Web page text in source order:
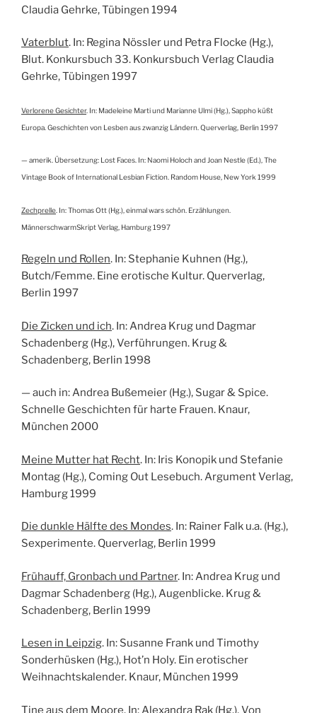
Claudia Gehrke, Tübingen 1994
Vaterblut. In: Regina Nössler und Petra Flocke (Hg.),
Blut. Konkursbuch 33. Konkursbuch Verlag Claudia
Gehrke, Tübingen 1997
Verlorene Gesichter. In: Madeleine Marti und Marianne Ulmi (Hg.), Sappho küßt
Europa. Geschichten von Lesben aus zwanzig Ländern. Querverlag, Berlin 1997
— amerik. Übersetzung: Lost Faces. In: Naomi Holoch and Joan Nestle (Ed.), The
Vintage Book of International Lesbian Fiction. Random House, New York 1999
Zechprelle . In: Thomas Ott (Hg.), einmal wars schön. Erzählungen.
MännerschwarmSkript Verlag, Hamburg 1997
Regeln und Rollen. In: Stephanie Kuhnen (Hg.),
Butch/Femme. Eine erotische Kultur. Querverlag,
Berlin 1997
Die Zicken und ich. In: Andrea Krug und Dagmar
Schadenberg (Hg.), Verführungen. Krug &
Schadenberg, Berlin 1998
— auch in: Andrea Bußemeier (Hg.), Sugar & Spice.
Schnelle Geschichten für harte Frauen. Knaur,
München 2000
Meine Mutter hat Recht. In: Iris Konopik und Stefanie
Montag (Hg.), Coming Out Lesebuch. Argument Verlag,
Hamburg 1999
Die dunkle Hälfte des Mondes. In: Rainer Falk u.a. (Hg.),
Sexperimente. Querverlag, Berlin 1999
Frühauff, Gronbach und Partner. In: Andrea Krug und
Dagmar Schadenberg (Hg.), Augenblicke. Krug &
Schadenberg, Berlin 1999
Lesen in Leipzig. In: Susanne Frank und Timothy
Sonderhüsken (Hg.), Hot’n Holy. Ein erotischer
Weihnachtskalender. Knaur, München 1999
Tine aus dem Moore. In: Alexandra Rak (Hg.), Von